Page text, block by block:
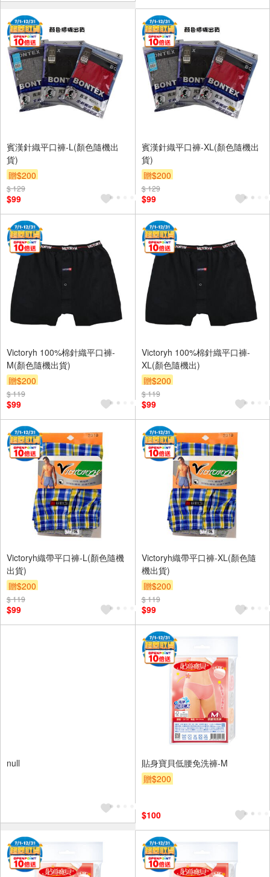
賓漢針織平口褲-L(顏色隨機出
貨)
贈$200
$ 129
$99
賓漢針織平口褲-XL(顏色隨機出
貨)
贈$200
$ 129
$99
Victoryh 100%棉針織平口褲-
M(顏色隨機出貨)
贈$200
$ 119
$99
Victoryh 100%棉針織平口褲-
XL(顏色隨機出)
贈$200
$ 119
$99
Victoryh織帶平口褲-L(顏色隨機
出貨)
贈$200
$ 119
$99
Victoryh織帶平口褲-XL(顏色隨
機出貨)
贈$200
$ 119
$99
null
貼身寶貝低腰免洗褲-M
贈$200
$100